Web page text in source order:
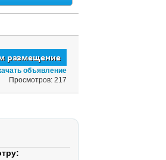
объявление
Просмотров: 217